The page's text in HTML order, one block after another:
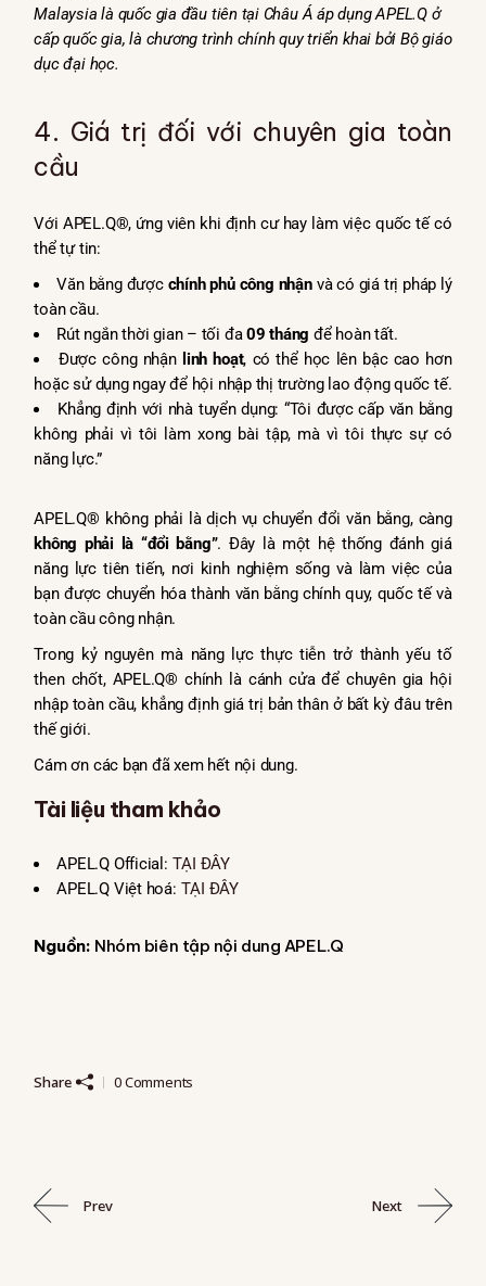
Malaysia là quốc gia đầu tiên tại Châu Á áp dụng APEL.Q ở
cấp quốc gia, là chương trình chính quy triển khai bởi Bộ giáo
dục đại học.
4. Giá trị đối với chuyên gia toàn
cầu
Với APEL.Q®, ứng viên khi định cư hay làm việc quốc tế có
thể tự tin:
Văn bằng được chính phủ công nhậnvà có giá trị pháp lý
toàn cầu.
Rút ngắn thời gian – tối đa09 tháng để hoàn tất.
Được công nhận linh hoạt, có thể học lên bậc cao hơn
hoặc sử dụng ngay để hội nhập thị trường lao động quốc tế.
Khẳng định với nhà tuyển dụng: “Tôi được cấp văn bằng
không phải vì tôi làm xong bài tập, mà vì tôi thực sự có
năng lực.”
APEL.Q® không phải là dịch vụ chuyển đổi văn bằng, càng
không phải là “đổi bằng”. Đây là một hệ thống đánh giá
năng lực tiên tiến, nơi kinh nghiệm sống và làm việc của
bạn được chuyển hóa thành văn bằng chính quy, quốc tế và
toàn cầu công nhận.
Trong kỷ nguyên mà năng lực thực tiễn trở thành yếu tố
then chốt, APEL.Q® chính là cánh cửa để chuyên gia hội
nhập toàn cầu, khẳng định giá trị bản thân ở bất kỳ đâu trên
thế giới.
Cám ơn các bạn đã xem hết nội dung.
Tài liệu tham khảo
APEL.Q Official: TẠI ĐÂY
APEL.Q Việt hoá: TẠI ĐÂY
Nguồn: Nhóm biên tập nội dung APEL.Q
Share 0 Comments
Prev Next